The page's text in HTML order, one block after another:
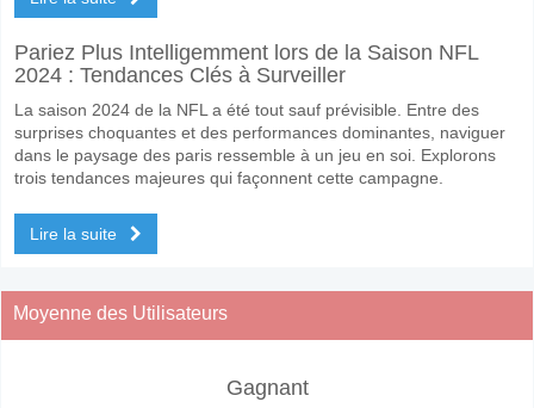
Pariez Plus Intelligemment lors de la Saison NFL
2024 : Tendances Clés à Surveiller
La saison 2024 de la NFL a été tout sauf prévisible. Entre des
surprises choquantes et des performances dominantes, naviguer
dans le paysage des paris ressemble à un jeu en soi. Explorons
trois tendances majeures qui façonnent cette campagne.
Lire la suite
Moyenne des Utilisateurs
Gagnant